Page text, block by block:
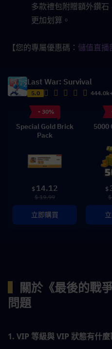
多款禮包附贈額外鑽
更加划算。
【您的專屬優惠碼： 儲值直播
Last War: Survival
5.0
- 30%
Special Gold Brick
Pack
$ 14.12
$ 19.99
立即購買
5000
$
關於《最後的戰
問題
1. VIP 等級與 VIP 狀態有什麼